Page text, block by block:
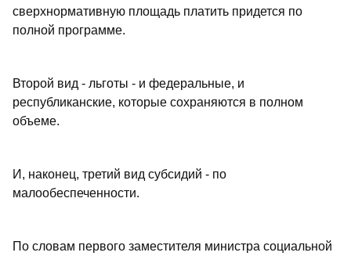
сверхнормативную площадь платить придется по
полной программе.
Второй вид - льготы - и федеральные, и
республиканские, которые сохраняются в полном
объеме.
И, наконец, третий вид субсидий - по
малообеспеченности.
По словам первого заместителя министра социальной